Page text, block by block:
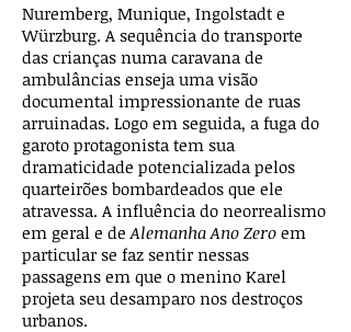
Nuremberg, Munique, Ingolstadt e
Würzburg. A sequência do transporte
das crianças numa caravana de
ambulâncias enseja uma visão
documental impressionante de ruas
arruinadas. Logo em seguida, a fuga do
garoto protagonista tem sua
dramaticidade potencializada pelos
quarteirões bombardeados que ele
atravessa. A influência do neorrealismo
em geral e deAlemanha Ano Zero em
particular se faz sentir nessas
passagens em que o menino Karel
projeta seu desamparo nos destroços
urbanos.